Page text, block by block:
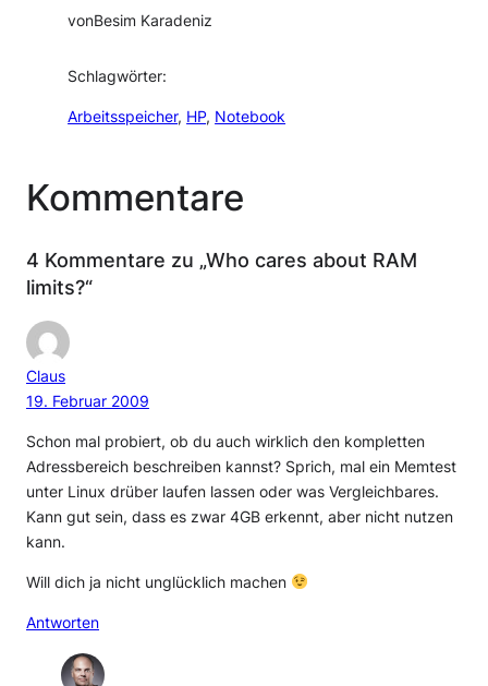
vonBesim Karadeniz
Schlagwörter:
Arbeitsspeicher, HP, Notebook
Kommentare
4 Kommentare zu „Who cares about RAM
limits?“
Claus
19. Februar 2009
Schon mal probiert, ob du auch wirklich den kompletten
Adressbereich beschreiben kannst? Sprich, mal ein Memtest
unter Linux drüber laufen lassen oder was Vergleichbares.
Kann gut sein, dass es zwar 4GB erkennt, aber nicht nutzen
kann.
Will dich ja nicht unglücklich machen
Antworten